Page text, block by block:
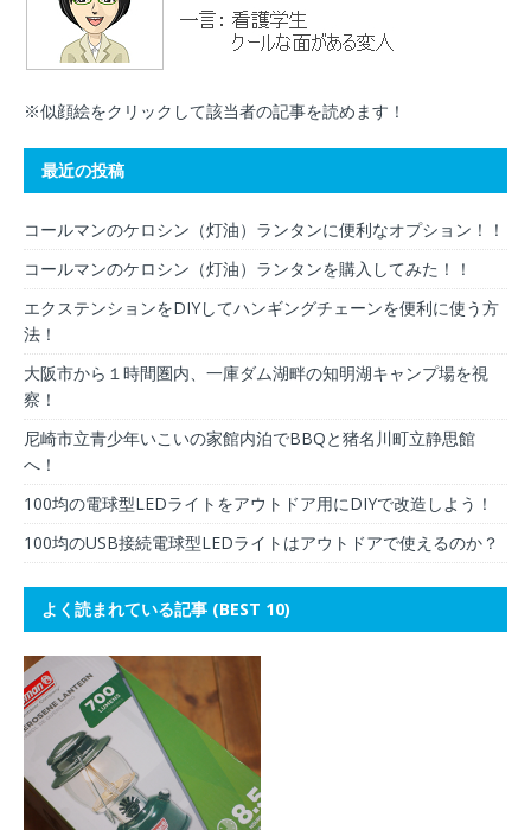
※似顔絵をクリックして該当者の記事を読めます！
最近の投稿
コールマンのケロシン（灯油）ランタンに便利なオプション！！
コールマンのケロシン（灯油）ランタンを購入してみた！！
エクステンションをDIYしてハンギングチェーンを便利に使う方
法！
大阪市から１時間圏内、一庫ダム湖畔の知明湖キャンプ場を視
察！
尼崎市立青少年いこいの家館内泊でBBQと猪名川町立静思館
へ！
100均の電球型LEDライトをアウトドア用にDIYで改造しよう！
100均のUSB接続電球型LEDライトはアウトドアで使えるのか？
よく読まれている記事 (BEST 10)